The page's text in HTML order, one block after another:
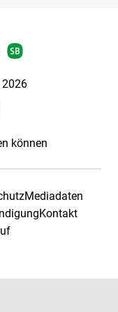
können
Mediadaten
Kontakt